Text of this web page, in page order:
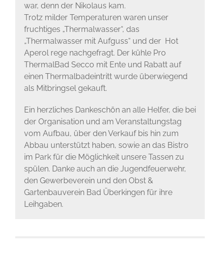
war, denn der Nikolaus kam.
Trotz milder Temperaturen waren unser
fruchtiges „Thermalwasser“, das
„Thermalwasser mit Aufguss“ und der Hot
Aperol rege nachgefragt. Der kühle Pro
ThermalBad Secco mit Ente und Rabatt auf
einen Thermalbadeintritt wurde überwiegend
als Mitbringsel gekauft.
Ein herzliches Dankeschön an alle Helfer, die bei
der Organisation und am Veranstaltungstag
vom Aufbau, über den Verkauf bis hin zum
Abbau unterstützt haben, sowie an das Bistro
im Park für die Möglichkeit unsere Tassen zu
spülen. Danke auch an die Jugendfeuerwehr,
den Gewerbeverein und den Obst &
Gartenbauverein Bad Überkingen für ihre
Leihgaben.